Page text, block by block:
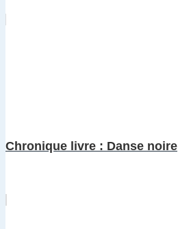
Chronique livre : Danse noire